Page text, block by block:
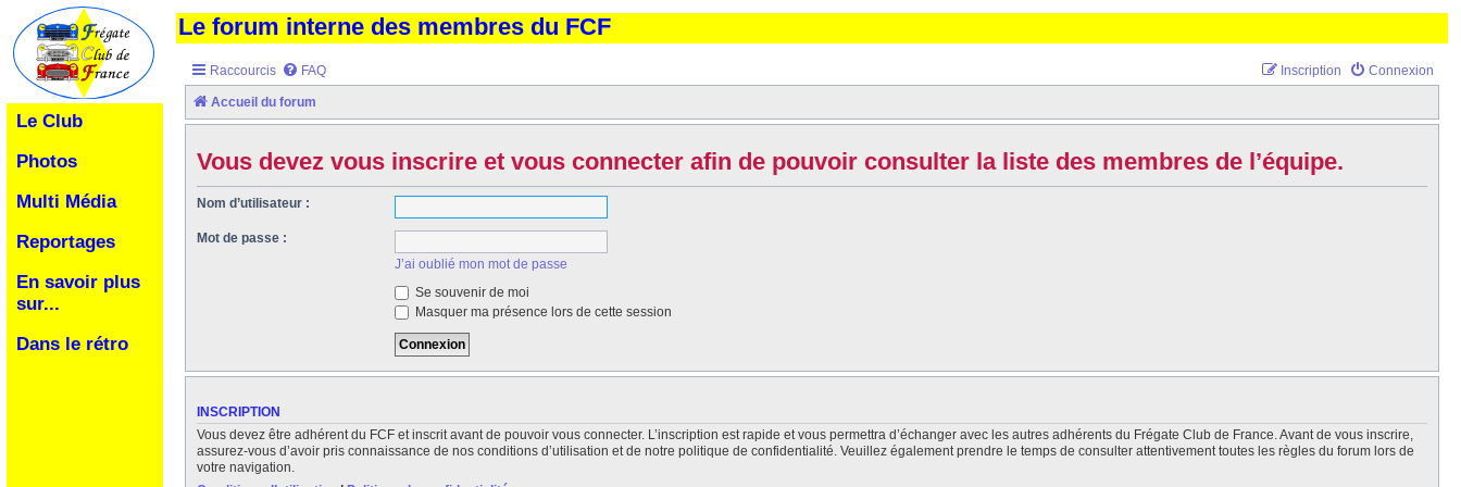
Le Club
Photos
Multi Média
Reportages
En savoir plus
sur...
Dans le rétro
Le forum interne des membres du FCF
Raccourcis FAQ Connexion
Inscription
Accueil du forum
Vous devez vous inscrire et vous connecter afin de pouvoir consulter la liste des membres de l’équipe.
Nom d’utilisateur :
Mot de passe :
J’ai oublié mon mot de passe
Se souvenir de moi
Masquer ma présence lors de cette session
INSCRIPTION
Vous devez être adhérent du FCF et inscrit avant de pouvoir vous connecter. L’inscription est rapide et vous permettra d’échanger avec les autres adhérents du Frégate Club de France. Avant de vous inscrire,
assurez-vous d’avoir pris connaissance de nos conditions d’utilisation et de notre politique de confidentialité. Veuillez également prendre le temps de consulter attentivement toutes les règles du forum lors de
votre navigation.